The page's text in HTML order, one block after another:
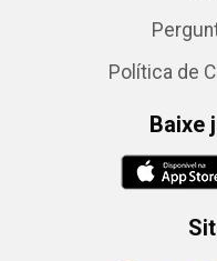
Política de
Baixe